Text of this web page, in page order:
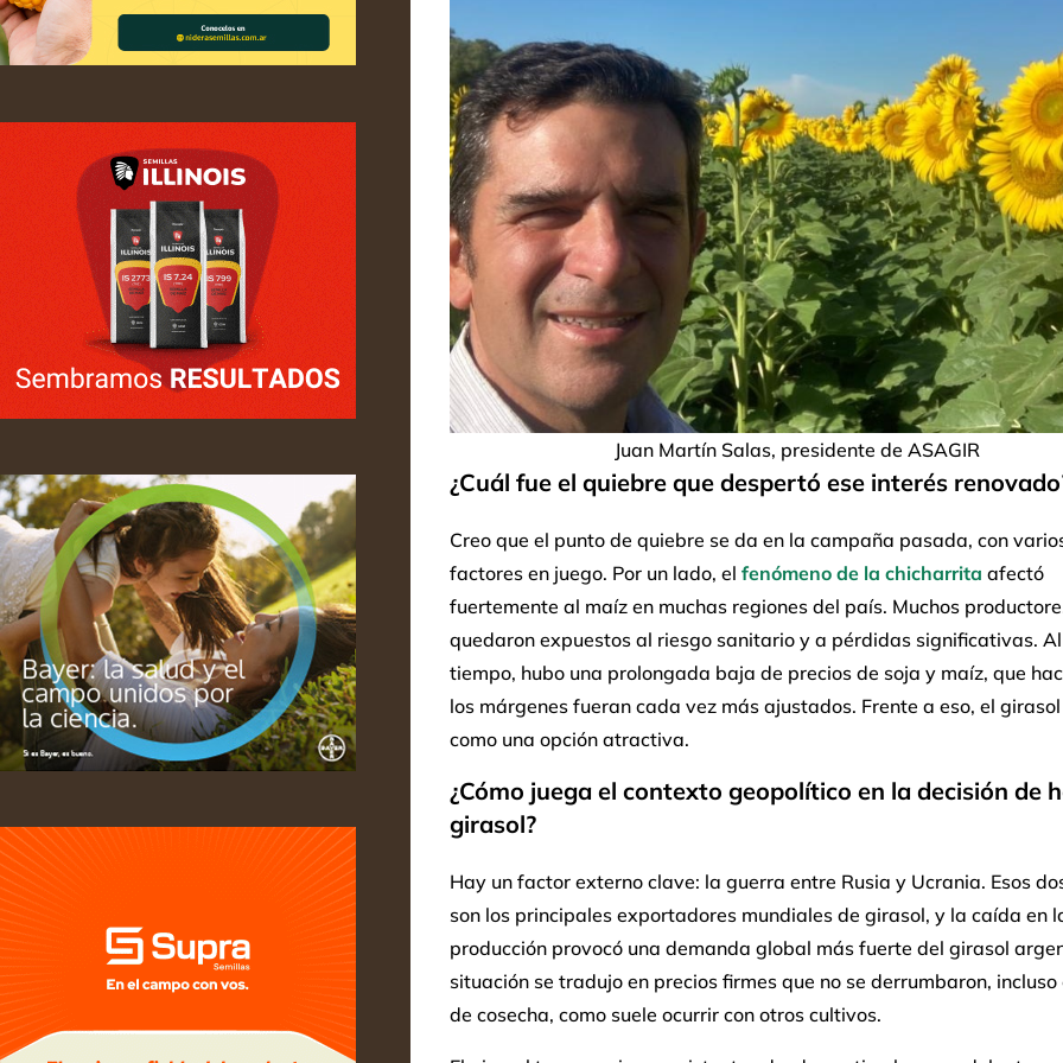
Juan Martín Salas, presidente de ASAGIR
¿Cuál fue el quiebre que despertó ese interés
Creo que el punto de quiebre se da en la campaña pasada, con
factores en juego. Por un lado, el fenómeno de la chicharrita afectó
fuertemente al maíz en muchas regiones del país. Muchos
quedaron expuestos al riesgo sanitario y a pérdidas significativas.
tiempo, hubo una prolongada baja de precios de soja y maíz, que
los márgenes fueran cada vez más ajustados. Frente a eso, el
como una opción atractiva.
¿Cómo juega el contexto geopolítico en la decisión de
girasol?
Hay un factor externo clave: la guerra entre Rusia y Ucrania. Esos
son los principales exportadores mundiales de girasol, y la caída en
producción provocó una demanda global más fuerte del girasol
situación se tradujo en precios firmes que no se derrumbaron, incluso
de cosecha, como suele ocurrir con otros cultivos.